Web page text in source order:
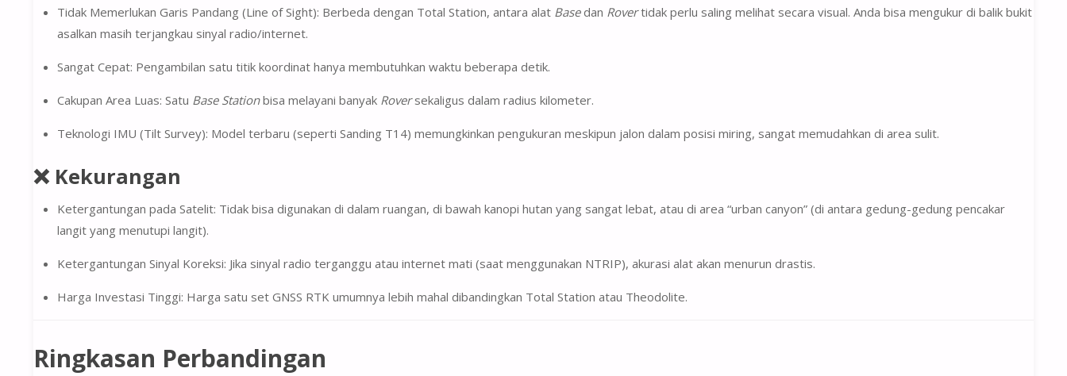
Tidak Memerlukan Garis Pandang (Line of Sight): Berbeda dengan Total Station, antara alat Basedan Rovertidak perlu saling melihat secara visual. Anda bisa mengukur di balik bukit
asalkan masih terjangkau sinyal radio/internet.
Sangat Cepat: Pengambilan satu titik koordinat hanya membutuhkan waktu beberapa detik.
Cakupan Area Luas: Satu Base Stationbisa melayani banyak Roversekaligus dalam radius kilometer.
Teknologi IMU (Tilt Survey): Model terbaru (seperti Sanding T14) memungkinkan pengukuran meskipun jalon dalam posisi miring, sangat memudahkan di area sulit.
❌ Kekurangan
Ketergantungan pada Satelit: Tidak bisa digunakan di dalam ruangan, di bawah kanopi hutan yang sangat lebat, atau di area “urban canyon” (di antara gedung-gedung pencakar
langit yang menutupi langit).
Ketergantungan Sinyal Koreksi: Jika sinyal radio terganggu atau internet mati (saat menggunakan NTRIP), akurasi alat akan menurun drastis.
Harga Investasi Tinggi: Harga satu set GNSS RTK umumnya lebih mahal dibandingkan Total Station atau Theodolite.
Ringkasan Perbandingan